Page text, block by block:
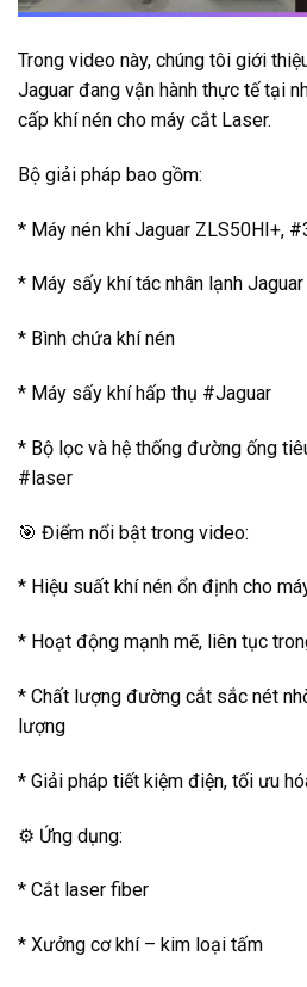
Trong video này, chúng tôi giới
Jaguar đang vận hành thực tế tại
cấp khí nén cho máy cắt Laser.
Bộ giải pháp bao gồm:
* Máy nén khí Jaguar ZLS50HI+,
* Máy sấy khí tác nhân lạnh Jaguar
* Bình chứa khí nén
* Máy sấy khí hấp thụ #Jaguar
* Bộ lọc và hệ thống đường ống
#laser
🎯 Điểm nổi bật trong video:
* Hiệu suất khí nén ổn định cho
* Hoạt động mạnh mẽ, liên tục
* Chất lượng đường cắt sắc nét
lượng
* Giải pháp tiết kiệm điện, tối ưu
⚙️ Ứng dụng:
* Cắt laser fiber
* Xưởng cơ khí – kim loại tấm